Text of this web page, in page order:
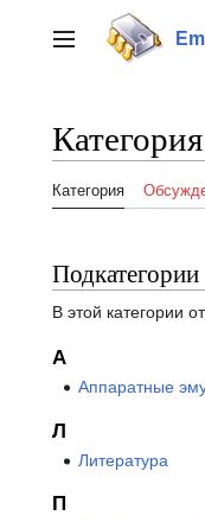
к
содержанию
Переключить
Категория
Категория
Подкатегории
В этой категории
А
Аппаратные
Л
Литература
П